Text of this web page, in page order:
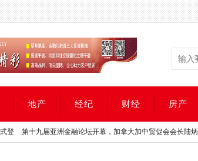
地产 经纪 财经 房产
第十九届亚洲金融论坛开幕，加拿大加中贸促会会长陆炳雄受